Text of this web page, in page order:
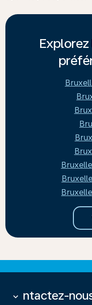
Contactez-
keyboard_arrow_down